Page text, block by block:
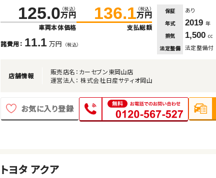
125.0 （税込）
万円
車両本体価格
136.1 （税込）
万円
支払総額
諸費用： 11.1 万円 （税込）
保証 あり
年式 2019 年
排気
1,500 cc
法定整備 法定整備付
店舗情報
販売店名：カーセブン東岡山店
運営法人： 株式会社日産サティオ岡山
お気に入り登録
トヨタ アクア